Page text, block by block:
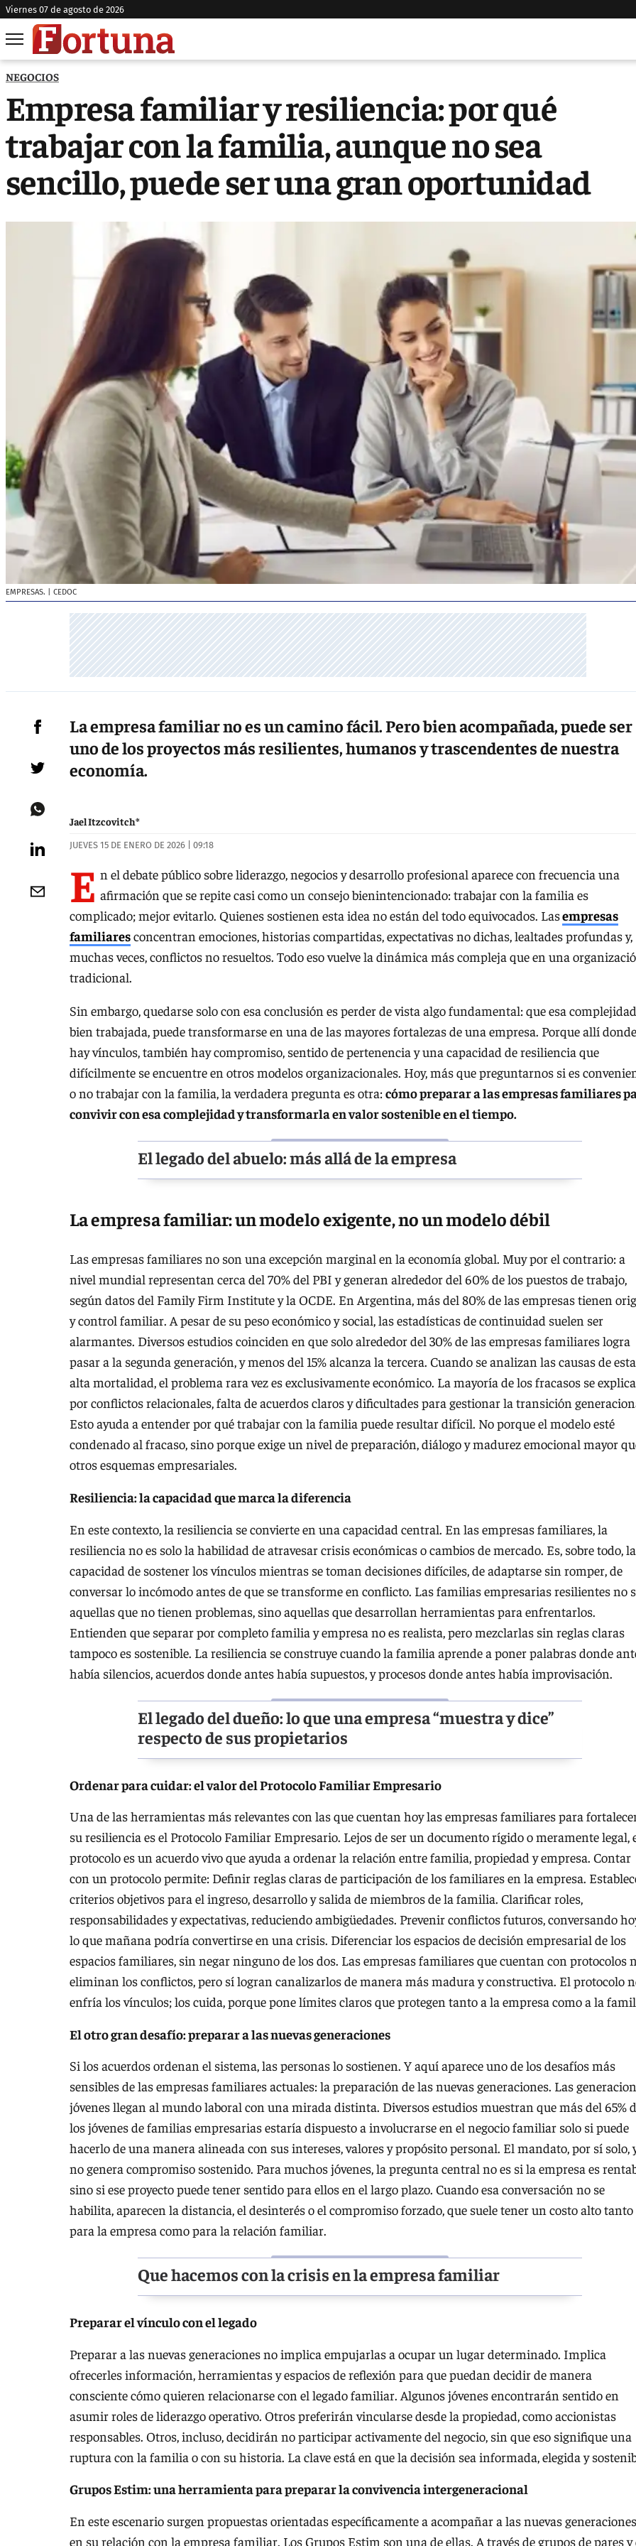
viernes 07 de agosto de 2026
NEGOCIOS
Empresa familiar y resiliencia: por qué
trabajar con la familia, aunque no sea
sencillo, puede ser una gran oportunidad
EMPRESAS. | CEDOC
La empresa familiar no es un camino fácil. Pero bien acompañada, puede ser
uno de los proyectos más resilientes, humanos y trascendentes de nuestra
economía.
Jael Itzcovitch*
JUEVES 15 DE ENERO DE 2026 | 09:18
E n el debate público sobre liderazgo, negocios y desarrollo profesional aparece con frecuencia una
afirmación que se repite casi como un consejo bienintencionado: trabajar con la familia es
complicado; mejor evitarlo. Quienes sostienen esta idea no están del todo equivocados. Lasempresas
familiaresconcentran emociones, historias compartidas, expectativas no dichas, lealtades profundas y,
muchas veces, conflictos no resueltos. Todo eso vuelve la dinámica más compleja que en una
tradicional.
Sin embargo, quedarse solo con esa conclusión es perder de vista algo fundamental: que esa
bien trabajada, puede transformarse en una de las mayores fortalezas de una empresa. Porque allí donde
hay vínculos, también hay compromiso, sentido de pertenencia y una capacidad de resiliencia que
difícilmente se encuentre en otros modelos organizacionales. Hoy, más que preguntarnos si es
o no trabajar con la familia, la verdadera pregunta es otra:cómo preparar a las empresas familiares
convivir con esa complejidad y transformarla en valor sostenible en el tiempo.
El legado del abuelo: más allá de la empresa
La empresa familiar: un modelo exigente, no un modelo débil
Las empresas familiares no son una excepción marginal en la economía global. Muy por el contrario: a
nivel mundial representan cerca del 70% del PBI y generan alrededor del 60% de los puestos de trabajo,
según datos del Family Firm Institute y la OCDE. En Argentina, más del 80% de las empresas tienen
y control familiar. A pesar de su peso económico y social, las estadísticas de continuidad suelen ser
alarmantes. Diversos estudios coinciden en que solo alrededor del 30% de las empresas familiares logra
pasar a la segunda generación, y menos del 15% alcanza la tercera. Cuando se analizan las causas de esta
alta mortalidad, el problema rara vez es exclusivamente económico. La mayoría de los fracasos se
por conflictos relacionales, falta de acuerdos claros y dificultades para gestionar la transición
Esto ayuda a entender por qué trabajar con la familia puede resultar difícil. No porque el modelo esté
condenado al fracaso, sino porque exige un nivel de preparación, diálogo y madurez emocional mayor
otros esquemas empresariales.
Resiliencia: la capacidad que marca la diferencia
En este contexto, la resiliencia se convierte en una capacidad central. En las empresas familiares, la
resiliencia no es solo la habilidad de atravesar crisis económicas o cambios de mercado. Es, sobre todo, la
capacidad de sostener los vínculos mientras se toman decisiones difíciles, de adaptarse sin romper, de
conversar lo incómodo antes de que se transforme en conflicto. Las familias empresarias resilientes no
aquellas que no tienen problemas, sino aquellas que desarrollan herramientas para enfrentarlos.
Entienden que separar por completo familia y empresa no es realista, pero mezclarlas sin reglas claras
tampoco es sostenible. La resiliencia se construye cuando la familia aprende a poner palabras donde
había silencios, acuerdos donde antes había supuestos, y procesos donde antes había improvisación.
El legado del dueño: lo que una empresa “muestra y dice”
respecto de sus propietarios
Ordenar para cuidar: el valor del Protocolo Familiar Empresario
Una de las herramientas más relevantes con las que cuentan hoy las empresas familiares para
su resiliencia es el Protocolo Familiar Empresario. Lejos de ser un documento rígido o meramente legal,
protocolo es un acuerdo vivo que ayuda a ordenar la relación entre familia, propiedad y empresa. Contar
con un protocolo permite: Definir reglas claras de participación de los familiares en la empresa.
criterios objetivos para el ingreso, desarrollo y salida de miembros de la familia. Clarificar roles,
responsabilidades y expectativas, reduciendo ambigüedades. Prevenir conflictos futuros, conversando
lo que mañana podría convertirse en una crisis. Diferenciar los espacios de decisión empresarial de los
espacios familiares, sin negar ninguno de los dos. Las empresas familiares que cuentan con protocolos
eliminan los conflictos, pero sí logran canalizarlos de manera más madura y constructiva. El protocolo
enfría los vínculos; los cuida, porque pone límites claros que protegen tanto a la empresa como a la
El otro gran desafío: preparar a las nuevas generaciones
Si los acuerdos ordenan el sistema, las personas lo sostienen. Y aquí aparece uno de los desafíos más
sensibles de las empresas familiares actuales: la preparación de las nuevas generaciones. Las
jóvenes llegan al mundo laboral con una mirada distinta. Diversos estudios muestran que más del 65%
los jóvenes de familias empresarias estaría dispuesto a involucrarse en el negocio familiar solo si puede
hacerlo de una manera alineada con sus intereses, valores y propósito personal. El mandato, por sí solo,
no genera compromiso sostenido. Para muchos jóvenes, la pregunta central no es si la empresa es
sino si ese proyecto puede tener sentido para ellos en el largo plazo. Cuando esa conversación no se
habilita, aparecen la distancia, el desinterés o el compromiso forzado, que suele tener un costo alto tanto
para la empresa como para la relación familiar.
Que hacemos con la crisis en la empresa familiar
Preparar el vínculo con el legado
Preparar a las nuevas generaciones no implica empujarlas a ocupar un lugar determinado. Implica
ofrecerles información, herramientas y espacios de reflexión para que puedan decidir de manera
consciente cómo quieren relacionarse con el legado familiar. Algunos jóvenes encontrarán sentido en
asumir roles de liderazgo operativo. Otros preferirán vincularse desde la propiedad, como accionistas
responsables. Otros, incluso, decidirán no participar activamente del negocio, sin que eso signifique una
ruptura con la familia o con su historia. La clave está en que la decisión sea informada, elegida y
Grupos Estim: una herramienta para preparar la convivencia intergeneracional
En este escenario surgen propuestas orientadas específicamente a acompañar a las nuevas generaciones
en su relación con la empresa familiar. Los Grupos Estim son una de ellas. A través de grupos de pares y